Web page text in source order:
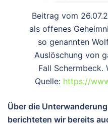
Beitrag vom
als offenes
so genannten
Auslöschung von
Fall Schermbeck.
Quelle: https://
Über die
berichteten wir bereits